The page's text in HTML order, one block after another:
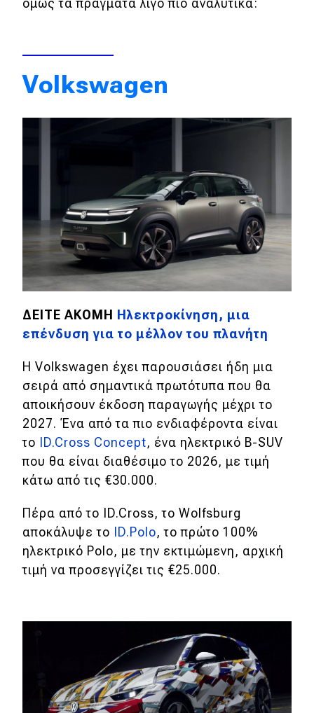
όμως τα πράγματα λίγο πιο αναλυτικά:
Volkswagen
ΔΕΙΤΕ ΑΚΟΜΗ Ηλεκτροκίνηση, μια
επένδυση για το μέλλον του πλανήτη
Η Volkswagen έχει παρουσιάσει ήδη μια
σειρά από σημαντικά πρωτότυπα που θα
αποικήσουν έκδοση παραγωγής μέχρι το
2027. Ένα από τα πιο ενδιαφέροντα είναι
το ID.Cross Concept, ένα ηλεκτρικό B-SUV
που θα είναι διαθέσιμο το 2026, με τιμή
κάτω από τις €30.000.
Πέρα από το ID.Cross, το Wolfsburg
αποκάλυψε το ID.Polo, το πρώτο 100%
ηλεκτρικό Polo, με την εκτιμώμενη, αρχική
τιμή να προσεγγίζει τις €25.000.